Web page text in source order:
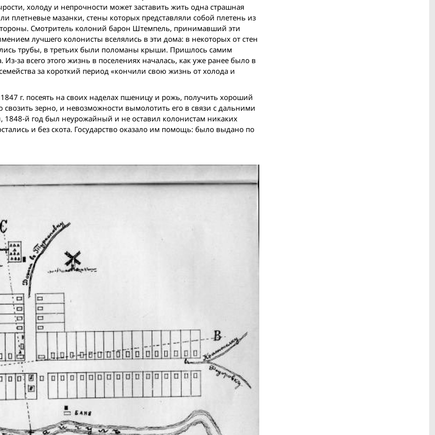
холоду и непрочности может заставить жить одна страшная
плетневые мазанки, стены которых представляли собой плетень из
Смотритель колоний барон Штемпель, принимавший эти
лучшего колонисты вселялись в эти дома: в некоторых от стен
трубы, в третьих были поломаны крыши. Пришлось самим
за всего этого жизнь в поселениях началась, как уже ранее было в
за короткий период «кончили свою жизнь от холода и
г. посеять на своих наделах пшеницу и рожь, получить хороший
зерно, и невозможности вымолотить его в связи с дальними
й год был неурожайный и не оставил колонистам никаких
и без скота. Государство оказало им помощь: было выдано по